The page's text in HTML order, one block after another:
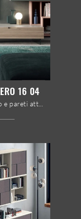
16 04
Se desideri mobili soggiorno e pareti attrezzate moderne, opta per il modello Parete attrezzata Zero 16 04 di Devina Nais: clicca e scopri di più!